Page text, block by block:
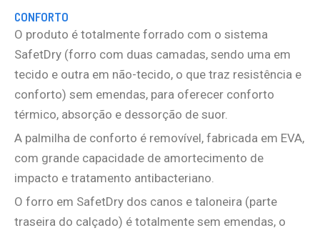
CONFORTO
O produto é totalmente forrado com o sistema
SafetDry (forro com duas camadas, sendo uma em
tecido e outra em não-tecido, o que traz resistência e
conforto) sem emendas, para oferecer conforto
térmico, absorção e dessorção de suor.
A palmilha de conforto é removível, fabricada em EVA,
com grande capacidade de amortecimento de
impacto e tratamento antibacteriano.
O forro em SafetDry dos canos e taloneira (parte
traseira do calçado) é totalmente sem emendas, o